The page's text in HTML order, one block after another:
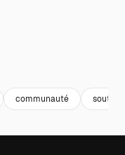
communauté soutien